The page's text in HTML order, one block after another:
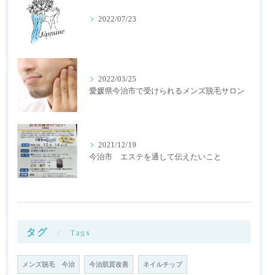
2022/07/23
2022/03/25
愛媛県今治市で受けられるメンズ脱毛サロン
2021/12/19
今治市 エステを通して伝えたいこと
タグ Tags
メンズ脱毛 今治 今治肌質改善 ネイルチップ